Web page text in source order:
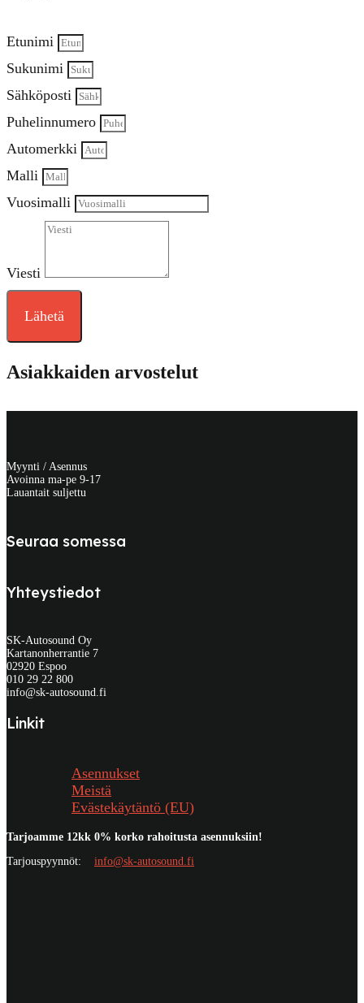
Etunimi
Sukunimi
Sähköposti
Puhelinnumero
Automerkki
Malli
Vuosimalli
Viesti
Lähetä
Asiakkaiden arvostelut
Myynti / Asennus
Avoinna ma-pe 9-17
Lauantait suljettu
Seuraa somessa
Yhteystiedot
SK-Autosound Oy
Kartanonherrantie 7
02920 Espoo
010 29 22 800
info@sk-autosound.fi
Linkit
Asennukset
Meistä
Evästekäytäntö (EU)
Tarjoamme 12kk 0% korko rahoitusta asennuksiin!
Tarjouspyynnöt: info@sk-autosound.fi